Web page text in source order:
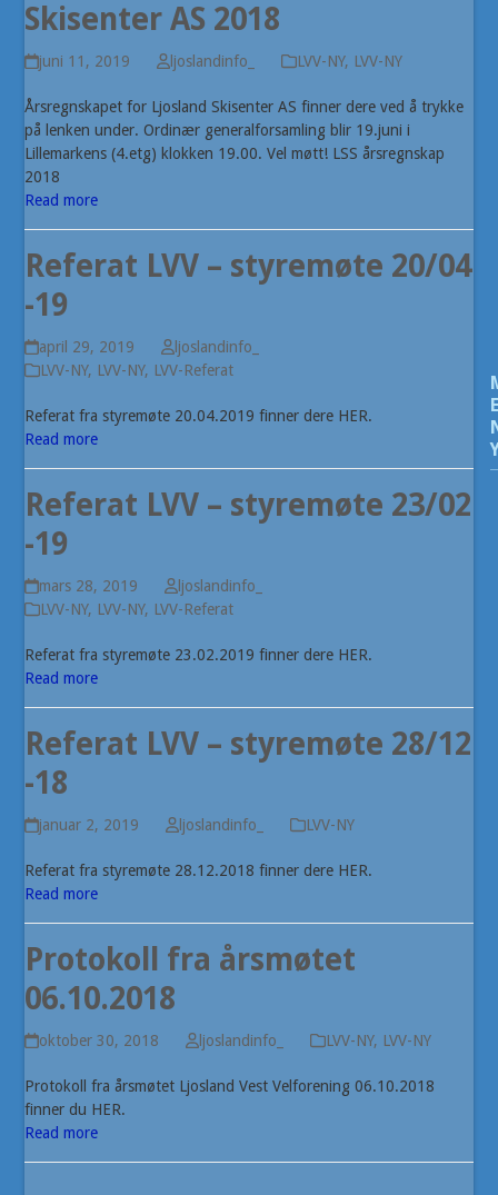
Skisenter AS 2018
juni 11, 2019 ljoslandinfo_ LVV-NY, LVV-NY
Årsregnskapet for Ljosland Skisenter AS finner dere ved å trykke
på lenken under. Ordinær generalforsamling blir 19.juni i
Lillemarkens (4.etg) klokken 19.00. Vel møtt! LSS årsregnskap
2018
Read more
Referat LVV – styremøte 20/04
-19
april 29, 2019
ljoslandinfo_
LVV-NY, LVV-NY, LVV-Referat
Referat fra styremøte 20.04.2019 finner dere HER.
Read more
Referat LVV – styremøte 23/02
-19
mars 28, 2019
ljoslandinfo_
LVV-NY, LVV-NY, LVV-Referat
Referat fra styremøte 23.02.2019 finner dere HER.
Read more
Referat LVV – styremøte 28/12
-18
januar 2, 2019 ljoslandinfo_ LVV-NY
Referat fra styremøte 28.12.2018 finner dere HER.
Read more
Protokoll fra årsmøtet
06.10.2018
oktober 30, 2018 ljoslandinfo_ LVV-NY, LVV-NY
Protokoll fra årsmøtet Ljosland Vest Velforening 06.10.2018
finner du HER.
Read more
E